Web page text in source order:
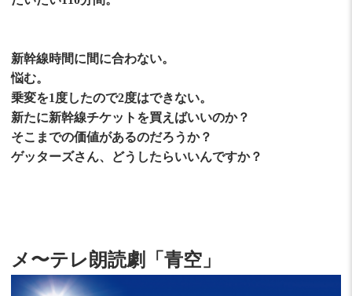
新幹線時間に間に合わない。
悩む。
乗変を1度したので2度はできない。
新たに新幹線チケットを買えばいいのか？
そこまでの価値があるのだろうか？
ゲッターズさん、どうしたらいいんですか？
メ〜テレ朗読劇「青空」